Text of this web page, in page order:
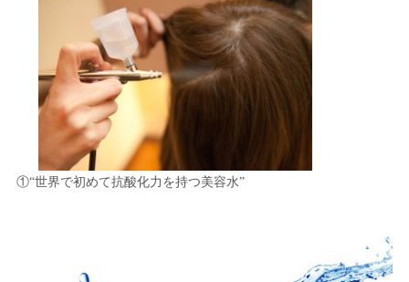
①“世界で初めて抗酸化力を持つ美容水”